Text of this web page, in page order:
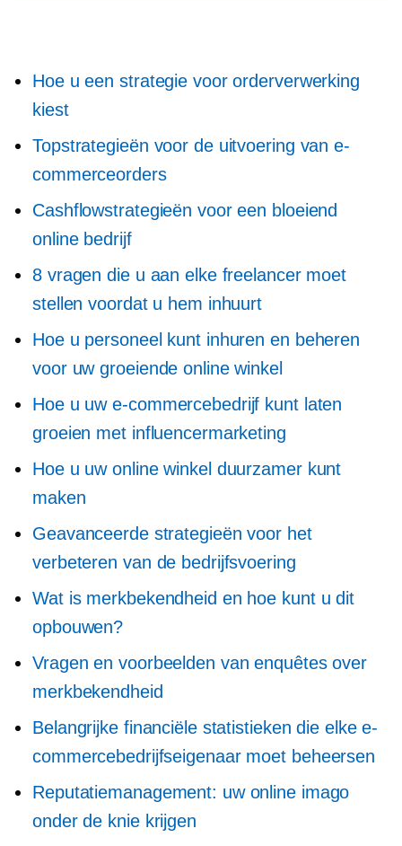
Hoe u een strategie voor orderverwerking
kiest
Topstrategieën voor de uitvoering van e-
commerceorders
Cashflowstrategieën voor een bloeiend
online bedrijf
8 vragen die u aan elke freelancer moet
stellen voordat u hem inhuurt
Hoe u personeel kunt inhuren en beheren
voor uw groeiende online winkel
Hoe u uw e-commercebedrijf kunt laten
groeien met influencermarketing
Hoe u uw online winkel duurzamer kunt
maken
Geavanceerde strategieën voor het
verbeteren van de bedrijfsvoering
Wat is merkbekendheid en hoe kunt u dit
opbouwen?
Vragen en voorbeelden van enquêtes over
merkbekendheid
Belangrijke financiële statistieken die elke e-
commercebedrijfseigenaar moet beheersen
Reputatiemanagement: uw online imago
onder de knie krijgen